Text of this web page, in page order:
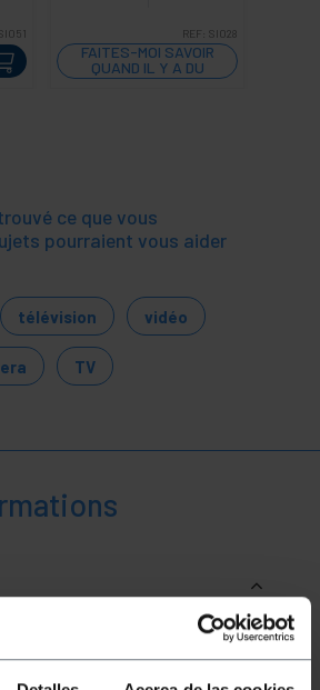
REF: SI028
FAITES-MOI SAVOIR
QUAND IL Y A DU
STOCK
ce que vous
pourraient vous aider
télévision vidéo
TV
composé de 8 ports doubles